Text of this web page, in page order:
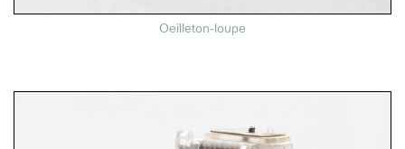
Oeilleton-loupe